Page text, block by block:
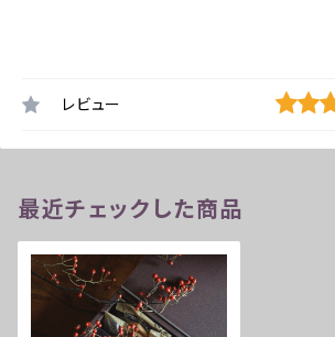
レビュー
最近チェックした商品